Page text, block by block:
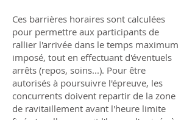
Ces barrières horaires sont calculées
pour permettre aux participants de
rallier l'arrivée dans le temps maximum
imposé, tout en effectuant d'éventuels
arrêts (repos, soins...). Pour être
autorisés à poursuivre l'épreuve, les
concurrents doivent repartir de la zone
de ravitaillement avant l'heure limite